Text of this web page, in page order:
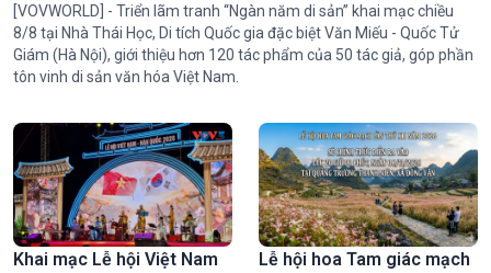
[VOVWORLD] - Triển lãm tranh “Ngàn năm di sản” khai mạc chiều
8/8 tại Nhà Thái Học, Di tích Quốc gia đặc biệt Văn Miếu - Quốc Tử
Giám (Hà Nội), giới thiệu hơn 120 tác phẩm của 50 tác giả, góp phần
tôn vinh di sản văn hóa Việt Nam.
Khai mạc Lễ hội Việt Nam
Lễ hội hoa Tam giác mạch